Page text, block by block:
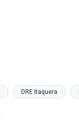
DRE Itaquera